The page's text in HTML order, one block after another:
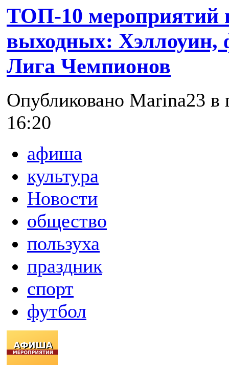
ТОП-10 мероприятий
выходных: Хэллоуин,
Лига Чемпионов
Опубликовано Marina23 в
16:20
афиша
культура
Новости
общество
пользуха
праздник
спорт
футбол